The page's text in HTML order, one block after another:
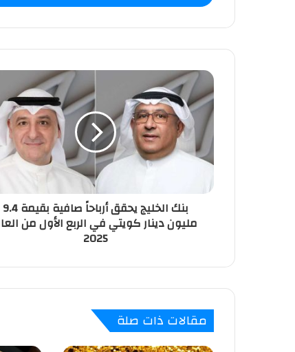
د
ا
ل
إ
ك
ر
بنك الخليج يحقق أرباحاً صافية بقيمة 9.4
مليون دينار كويتي في الربع الأول من
2025
مقالات ذات صلة